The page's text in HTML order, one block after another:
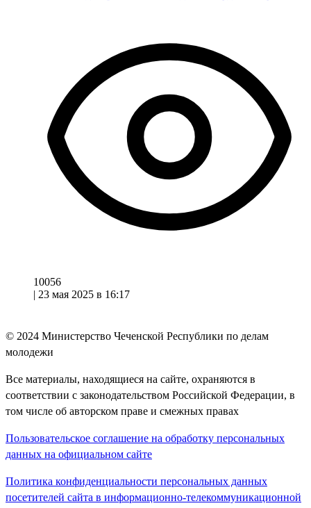
10056
| 23 мая 2025 в 16:17
© 2024 Министерство Чеченской Республики по делам
молодежи
Все материалы, находящиеся на сайте, охраняются в
соответствии с законодательством Российской Федерации, в
том числе об авторском праве и смежных правах
Пользовательское соглашение на обработку персональных
данных на официальном сайте
Политика конфиденциальности персональных данных
посетителей сайта в информационно-телекоммуникационной